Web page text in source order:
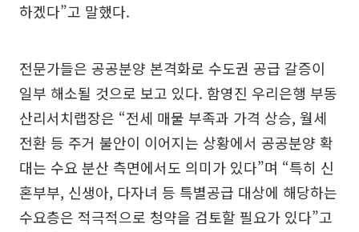
하겠다”고 말했다.
전문가들은 공공분양 본격화로 수도권 공급 갈증이
일부 해소될 것으로 보고 있다. 함영진 우리은행 부동
산리서치랩장은 “전세 매물 부족과 가격 상승, 월세
전환 등 주거 불안이 이어지는 상황에서 공공분양 확
대는 수요 분산 측면에서도 의미가 있다”며 “특히 신
혼부부, 신생아, 다자녀 등 특별공급 대상에 해당하는
수요층은 적극적으로 청약을 검토할 필요가 있다”고